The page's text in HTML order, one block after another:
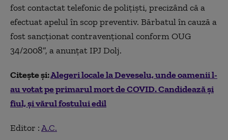
fost contactat telefonic de poliţişti, precizând că a
efectuat apelul în scop preventiv. Bărbatul în cauză a
fost sancţionat contravenţional conform OUG
34/2008”, a anunțat IPJ Dolj.
Citește și:Alegeri locale la Deveselu, unde oamenii l-
au votat pe primarul mort de COVID. Candidează și
fiul, și vărul fostului edil
Editor :A.C.